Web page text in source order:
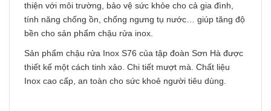
thiện với môi trường, bảo vệ sức khỏe cho cả gia đình,
tính năng chống ồn, chống ngưng tụ nước… giúp tăng độ
bền cho sản phẩm chậu rửa inox.
Sản phẩm chậu rửa Inox S76 của tập đoàn Sơn Hà được
thiết kế một cách tinh xảo. Chi tiết mượt mà. Chất liệu
Inox cao cấp, an toàn cho sức khoẻ người tiêu dùng.